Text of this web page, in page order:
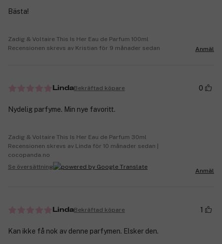
Bästa!
Zadig & Voltaire This Is Her Eau de Parfum 100ml
Recensionen skrevs av Kristian för 9 månader sedan
Anmäl
LindaBekräftad köpare 0
Nydelig parfyme. Min nye favoritt.
Zadig & Voltaire This Is Her Eau de Parfum 30ml
Recensionen skrevs av Linda för 10 månader sedan |
cocopanda.no
Se översättning
Anmäl
LindaBekräftad köpare 1
Kan ikke få nok av denne parfymen. Elsker den.